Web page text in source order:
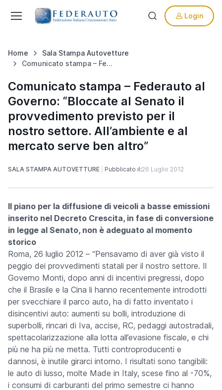
Login
Home
Sala Stampa Autovetture
Comunicato stampa – Federauto al Governo: “Bloccate al Senato il provvedimento previsto per il nostro settore. All’ambiente e al mercato serve ben altro”
Comunicato stampa – Federauto al
Governo: “Bloccate al Senato il
provvedimento previsto per il
nostro settore. All’ambiente e al
mercato serve ben altro”
SALA STAMPA AUTOVETTURE Pubblicato il:26 Luglio 2012
Il piano per la diffusione di veicoli a basse emissioni
inserito nel Decreto Crescita, in fase di conversione
in legge al Senato, non è adeguato al momento
storico
Roma, 26 luglio 2012 – “Pensavamo di aver già visto il
peggio dei provvedimenti statali per il nostro settore. Il
Governo Monti, dopo anni di incentivi pregressi, dopo
che il Brasile e la Cina li hanno recentemente introdotti
per svecchiare il parco auto, ha di fatto inventato i
disincentivi auto: aumenti su bolli, introduzione di
superbolli, rincari di Iva, accise, RC, pedaggi autostradali,
spettacolarizzazione alla lotta all’evasione fiscale, e chi
più ne ha più ne metta. Tutti controproducenti e
dannosi, è inutile girarci intorno. I risultati sono tangibili:
le auto di lusso, molte Made in Italy, scese fino al -70%,
i consumi di carburanti del primo semestre ci hanno